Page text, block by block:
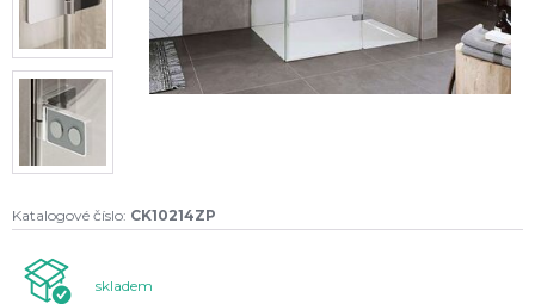
Katalogové číslo: CK10214ZP
skladem